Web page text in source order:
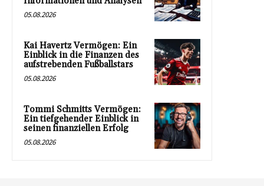
05.08.2026
Kai Havertz Vermögen: Ein
Einblick in die Finanzen des
aufstrebenden Fußballstars
05.08.2026
Tommi Schmitts Vermögen:
Ein tiefgehender Einblick in
seinen finanziellen Erfolg
05.08.2026